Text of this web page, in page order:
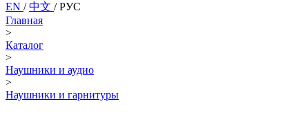
EN /中文 /РУС
Главная
>
Каталог
>
Наушники и аудио
>
Наушники и гарнитуры